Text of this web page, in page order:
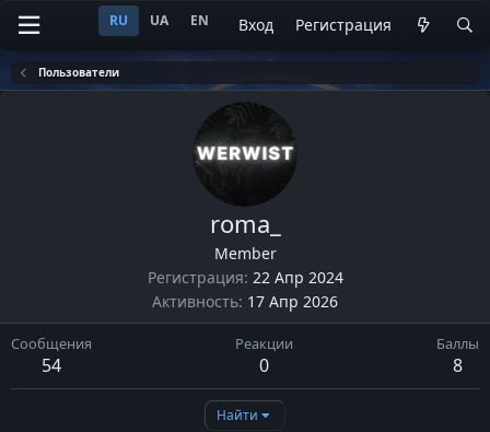
RU UA EN Вход Регистрация
Пользователи
roma_
Member
Регистрация 22 Апр 2024
Активность 17 Апр 2026
Сообщения
54
Реакции
0
Баллы
8
Найти